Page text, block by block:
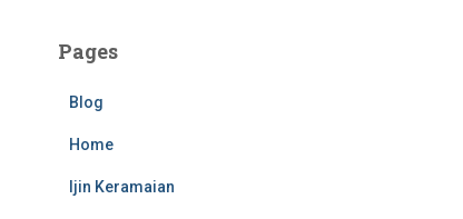
Pages
Blog
Home
Ijin Keramaian